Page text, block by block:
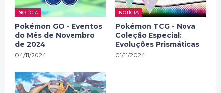
NOTÍCIA
Pokémon GO - Eventos
do Mês de Novembro
de 2024
04/11/2024
NOTÍCIA
Pokémon TCG - Nova
Coleção Especial:
Evoluções Prismáticas
01/11/2024